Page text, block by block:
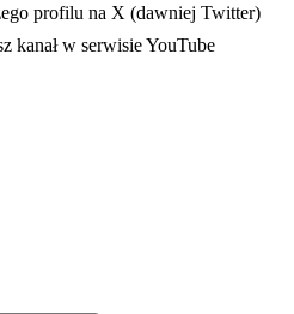
profilu na X (dawniej Twitter)
w nowej karcie
kanał w serwisie YouTube